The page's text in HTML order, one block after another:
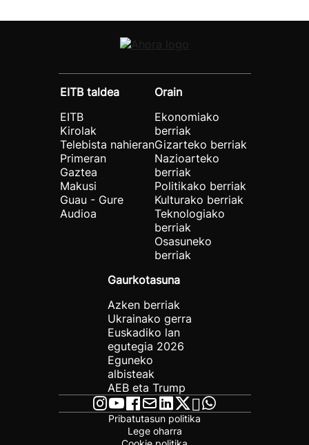
EITB taldea
EITB
Kirolak
Telebista nahieran
Primeran
Gaztea
Makusi
Guau - Gure
Audioa
Orain
Ekonomiako
berriak
Gizarteko berriak
Nazioarteko
berriak
Politikako berriak
Kulturako berriak
Teknologiako
berriak
Osasuneko
berriak
Gaurkotasuna
Azken berriak
Ukrainako gerra
Euskadiko lan
egutegia 2026
Eguneko
albisteak
AEB eta Trump
Pribatutasun politika
Lege oharra